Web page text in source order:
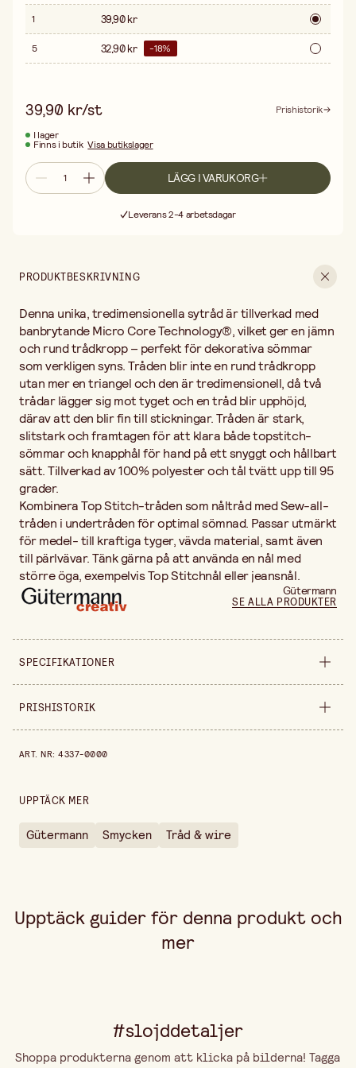
undertråden för optimal sömnad. Passar utmärkt för medel- till
kraftiga tyger, vävda material, samt även till pärlvävar. Tänk gärna
på att använda en nål med större öga, exempelvis Top Stitchnål
eller jeansnål.
1 39,90 kr
5 32,90 kr -18%
39,90 kr/st
Prishistorik
I lager
Finns i butik Visa butikslager
LÄGG I VARUKORG
Leverans 2-4 arbetsdagar
PRODUKTBESKRIVNING
Denna unika, tredimensionella sytråd är tillverkad med
banbrytande Micro Core Technology®, vilket ger en jämn
och rund trådkropp – perfekt för dekorativa sömmar
som verkligen syns. Tråden blir inte en rund trådkropp
utan mer en triangel och den är tredimensionell, då två
trådar lägger sig mot tyget och en tråd blir upphöjd,
därav att den blir fin till stickningar. Tråden är stark,
slitstark och framtagen för att klara både topstitch-
sömmar och knapphål för hand på ett snyggt och hållbart
sätt. Tillverkad av 100% polyester och tål tvätt upp till 95
grader.
Kombinera Top Stitch-tråden som nåltråd med Sew-all-
tråden i undertråden för optimal sömnad. Passar utmärkt
för medel- till kraftiga tyger, vävda material, samt även
till pärlvävar. Tänk gärna på att använda en nål med
större öga, exempelvis Top Stitchnål eller jeansnål.
Gütermann
SE ALLA PRODUKTER
SPECIFIKATIONER
Säljs i styck
Förpackningsmängd
PRISHISTORIK
ART. NR:4337-0000
UPPTÄCK MER
Gütermann Smycken Tråd & wire
Upptäck guider för denna produkt och
mer
#slojddetaljer
Shoppa produkterna genom att klicka på bilderna! Tagga